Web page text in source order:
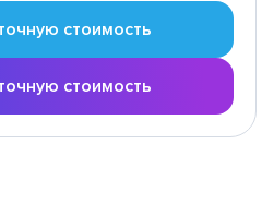
стоимость
стоимость